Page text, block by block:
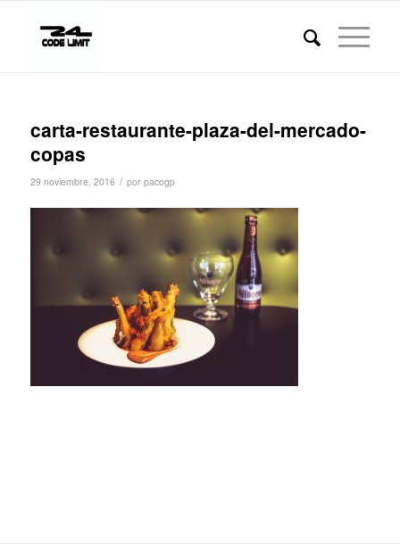
carta-restaurante-plaza-del-mercado-
copas
29 noviembre, 2016 / por pacogp